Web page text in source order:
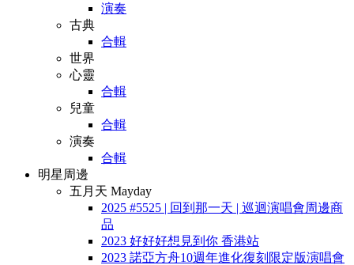
演奏
古典
合輯
世界
心靈
合輯
兒童
合輯
演奏
合輯
明星周邊
五月天 Mayday
2025 #5525 | 回到那一天 | 巡迴演唱會周邊商
品
2023 好好好想見到你 香港站
2023 諾亞方舟10週年進化復刻限定版演唱會